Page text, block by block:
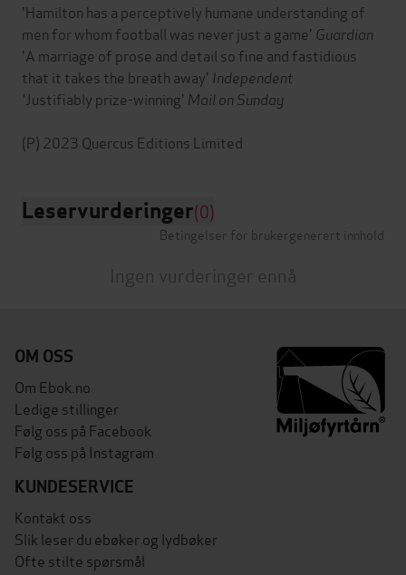
'Hamilton has a perceptively humane understanding of
men for whom football was never just a game' Guardian
'A marriage of prose and detail so fine and fastidious
that it takes the breath away' Independent
'Justifiably prize-winning' Mail on Sunday
Leservurderinger(0)
Betingelser for brukergenerert innhold
Ingen vurderinger ennå
OM OSS
Om Ebok.no
Ledige stillinger
Følg oss på Facebook
Følg oss på Instagram
KUNDESERVICE
Kontakt oss
Slik leser du ebøker og lydbøker
Ofte stilte spørsmål